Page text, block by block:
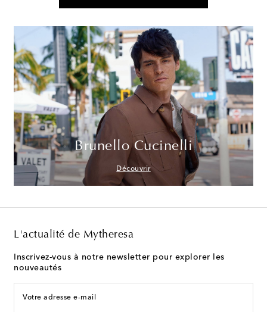
Brunello Cucinelli
Découvrir
L'actualité de Mytheresa
Inscrivez-vous à notre newsletter pour explorer les
nouveautés
Votre adresse e-mail